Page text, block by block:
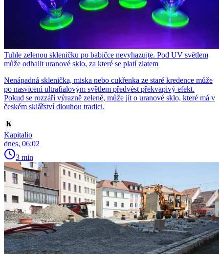
Tuhle zelenou skleničku po babičce nevyhazujte. Pod UV světlem
může odhalit uranové sklo, za které se platí zlatem
Nenápadná sklenička, miska nebo cukřenka ze staré kredence může
po nasvícení ultrafialovým světlem předvést překvapivý efekt.
Pokud se rozzáří výrazně zeleně, může jít o uranové sklo, které má v
českém sklářství dlouhou tradici.
Kapitalio
dnes, 06:02
3 min